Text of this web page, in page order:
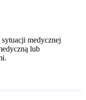
medycznej
lub